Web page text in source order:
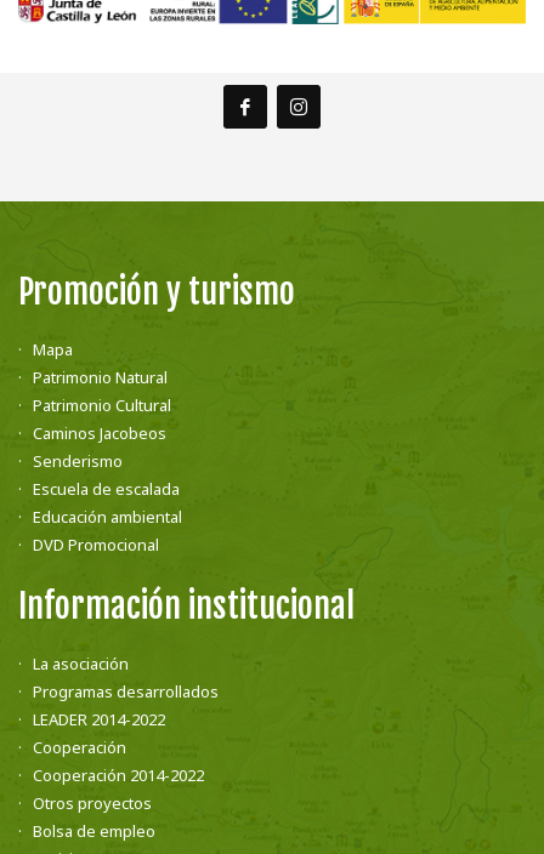
Promoción y turismo
Mapa
Patrimonio Natural
Patrimonio Cultural
Caminos Jacobeos
Senderismo
Escuela de escalada
Educación ambiental
DVD Promocional
Información institucional
La asociación
Programas desarrollados
LEADER 2014-2022
Cooperación
Cooperación 2014-2022
Otros proyectos
Bolsa de empleo